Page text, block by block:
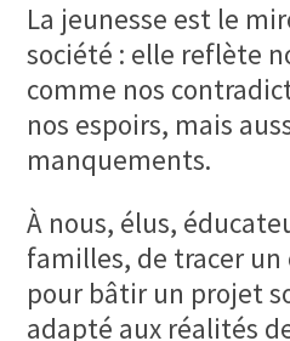
La jeunesse est le
société : elle reflète
comme nos
nos espoirs, mais
manquements.
À nous, élus,
familles, de tracer un
pour bâtir un projet
adapté aux réalités